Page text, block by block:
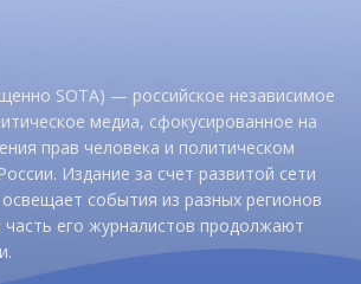
SOTA) — российское независимое
медиа, сфокусированное на
прав человека и политическом
Издание за счет развитой сети
события из разных регионов
его журналистов продолжают